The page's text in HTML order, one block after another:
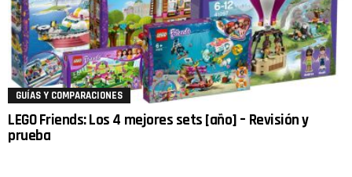
GUÍAS Y COMPARACIONES
LEGO Friends: Los 4 mejores sets [año] – Revisión y
prueba